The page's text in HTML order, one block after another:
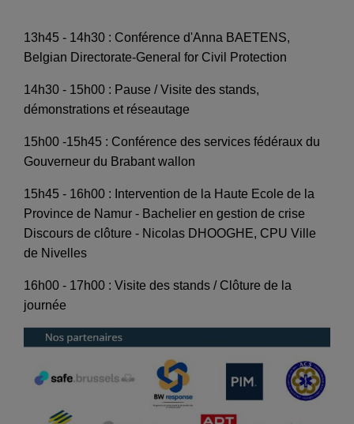
13h45 - 14h30 : Conférence d'Anna BAETENS,
Belgian Directorate-General for Civil Protection
14h30 - 15h00 : Pause / Visite des stands,
démonstrations et réseautage
15h00 -15h45 : Conférence des services fédéraux du
Gouverneur du Brabant wallon
15h45 - 16h00 : Intervention de la Haute Ecole de la
Province de Namur - Bachelier en gestion de crise
Discours de clôture - Nicolas DHOOGHE, CPU Ville
de Nivelles
16h00 - 17h00 : Visite des stands / Clôture de la
journée